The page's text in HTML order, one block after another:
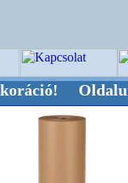
Oldalunkat